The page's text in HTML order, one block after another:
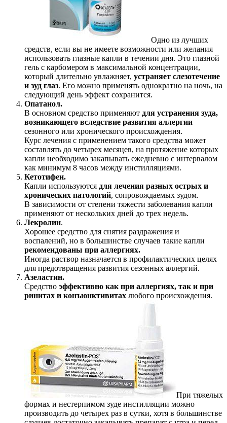
Одно из лучших
средств, если вы не имеете возможности или желания
использовать глазные капли в течении дня. Это глазной
гель с карбомером в максимальной концентрации,
который длительно увлажняет, устраняет слезотечение
и зуд глаз. Его можно применять однократно на ночь, на
следующий день эффект сохранится.
Опатанол.
В основном средство применяют для устранения зуда,
возникающего вследствие развития аллергии
сезонного или хронического происхождения.
Курс лечения с применением такого средства может
составлять до четырех месяцев, на протяжение которых
капли необходимо закапывать ежедневно с интервалом
как минимум 8 часов между инстилляциями.
Кетотифен.
Капли используются для лечения разных острых и
хронических патологий, сопровождаемых зудом.
В зависимости от степени тяжести заболевания капли
применяют от нескольких дней до трех недель.
Лекролин.
Хорошее средство для снятия раздражения и
воспалений, но в большинстве случаев такие капли
рекомендованы при аллергиях.
Иногда раствор назначается в профилактических целях
для предотвращения развития сезонных аллергий.
Азеластин.
Средство эффективно как при аллергиях, так и при
ринитах и конъюнктивитах любого происхождения.
При тяжелых
формах и нестерпимом зуде инстилляции можно
производить до четырех раз в сутки, хотя в большинстве